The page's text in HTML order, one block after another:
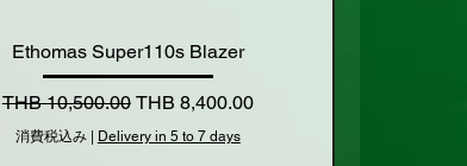
Ethomas Super110s Blazer
通常価格
THB 10,500.00 セール価格
THB 8,400.00
消費税込み| Delivery in 5 to 7 days